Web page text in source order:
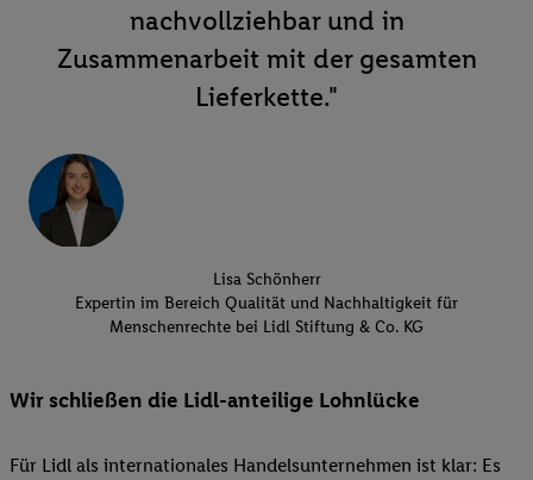
nachvollziehbar und in
Zusammenarbeit mit der gesamten
Lieferkette."
Lisa Schönherr
Expertin im Bereich Qualität und Nachhaltigkeit für
Menschenrechte bei Lidl Stiftung & Co. KG
Wir schließen die Lidl-anteilige Lohnlücke
Für Lidl als internationales Handelsunternehmen ist klar: Es